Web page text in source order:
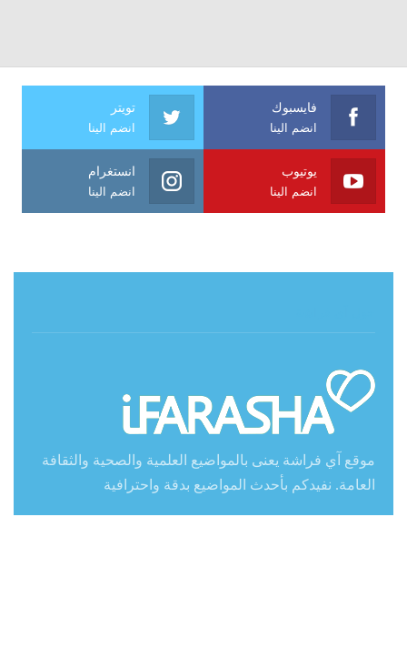
فايسبوك
انضم الينا
تويتر
انضم الينا
يوتيوب
انضم الينا
انستغرام
انضم الينا
موقع آي فراشة يعنى بالمواضيع العلمية والصحية والثقافة
العامة. نفيدكم بأحدث المواضيع بدقة واحترافية